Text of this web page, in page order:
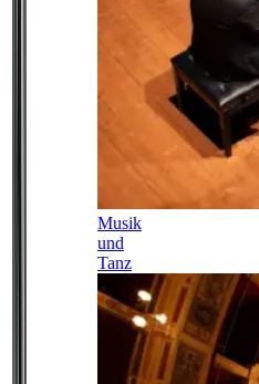
Musik
und
Tanz